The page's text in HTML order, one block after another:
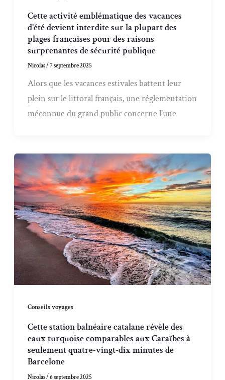
Cette activité emblématique des vacances
d’été devient interdite sur la plupart des
plages françaises pour des raisons
surprenantes de sécurité publique
Nicolas/7 septembre 2025
Alors que les vacances estivales battent leur
plein sur le littoral français, une réglementation
méconnue du grand public concerne l’une
Conseils voyages
Cette station balnéaire catalane révèle des
eaux turquoise comparables aux Caraïbes à
seulement quatre-vingt-dix minutes de
Barcelone
Nicolas/6 septembre 2025